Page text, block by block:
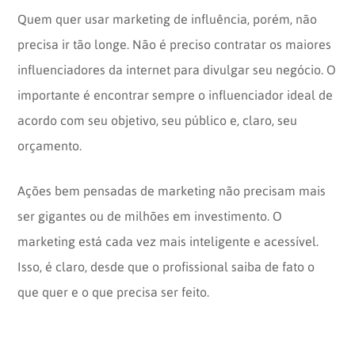
Quem quer usar marketing de influência, porém, não
precisa ir tão longe. Não é preciso contratar os maiores
influenciadores da internet para divulgar seu negócio. O
importante é encontrar sempre o influenciador ideal de
acordo com seu objetivo, seu público e, claro, seu
orçamento.
Ações bem pensadas de marketing não precisam mais
ser gigantes ou de milhões em investimento. O
marketing está cada vez mais inteligente e acessível.
Isso, é claro, desde que o profissional saiba de fato o
que quer e o que precisa ser feito.